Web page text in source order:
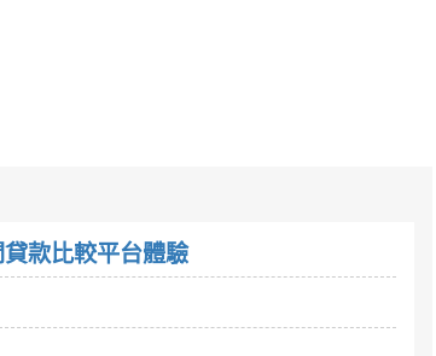
款比較平台體驗